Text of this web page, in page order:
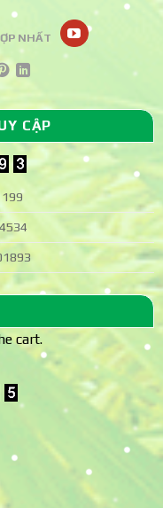
NHẤT
CẬP
199
cart.